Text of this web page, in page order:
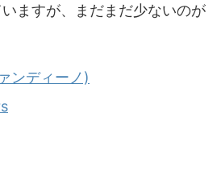
ますが、まだまだ少ないのが
ンディーノ)